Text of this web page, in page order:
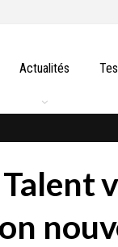
Actualités